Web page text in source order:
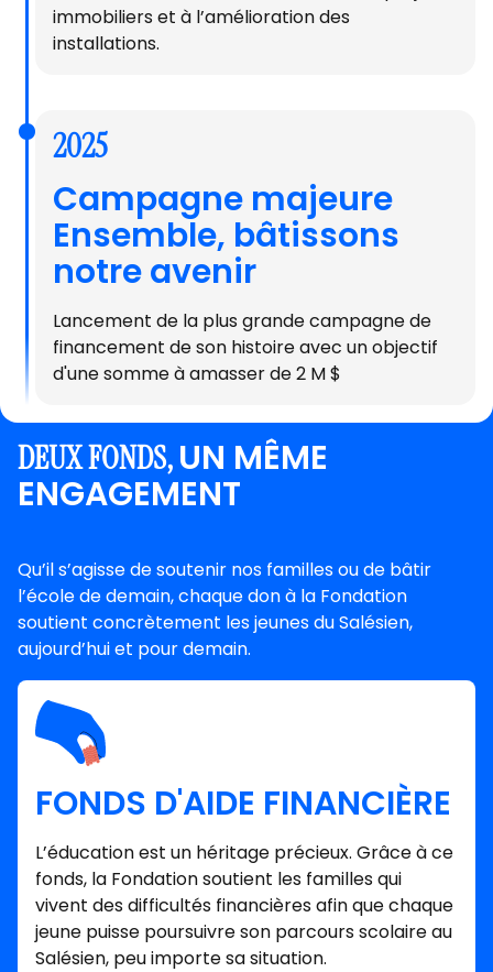
immobiliers et à l’amélioration des
installations.
2025
Campagne majeure
Ensemble, bâtissons
notre avenir
Lancement de la plus grande campagne de
financement de son histoire avec un objectif
d'une somme à amasser de 2 M $
DEUX FONDS,UN MÊME
ENGAGEMENT
Qu’il s’agisse de soutenir nos familles ou de bâtir
l’école de demain, chaque don à la Fondation
soutient concrètement les jeunes du Salésien,
aujourd’hui et pour demain.
FONDS D'AIDE FINANCIÈRE
L’éducation est un héritage précieux. Grâce à ce
fonds, la Fondation soutient les familles qui
vivent des difficultés financières afin que chaque
jeune puisse poursuivre son parcours scolaire au
Salésien, peu importe sa situation.